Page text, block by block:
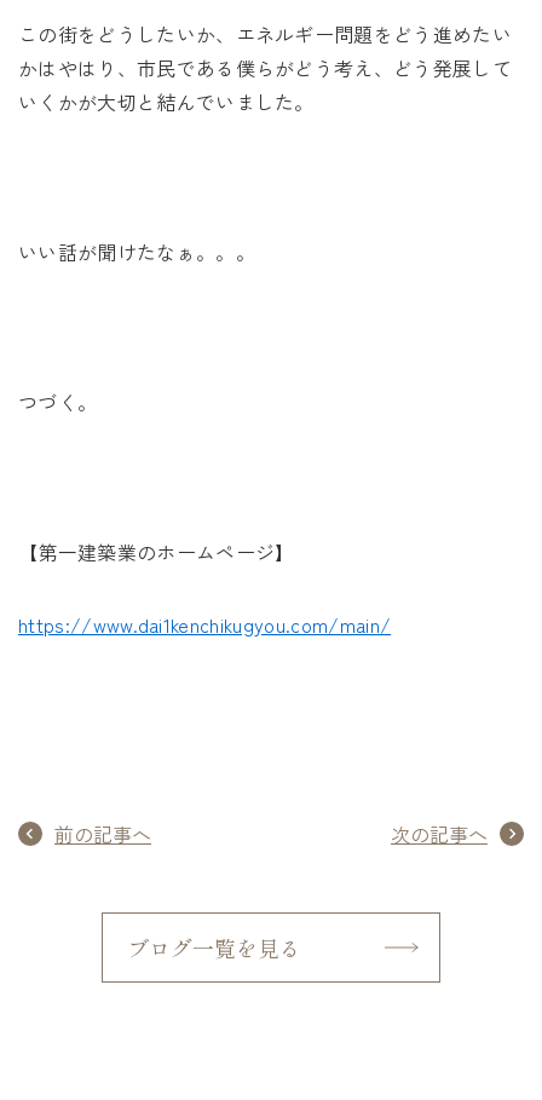
この街をどうしたいか、エネルギー問題をどう進めたい
かはやはり、市民である僕らがどう考え、どう発展して
いくかが大切と結んでいました。
いい話が聞けたなぁ。。。
つづく。
【第一建築業のホームページ】
https://www.dai1kenchikugyou.com/main/
前の記事へ 次の記事へ
ブログ一覧を見る